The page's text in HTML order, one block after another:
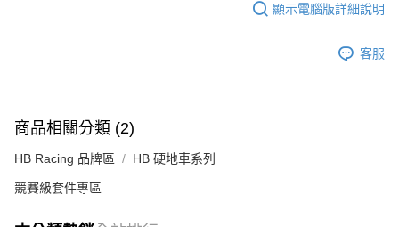
顯示電腦版詳細說明
客服
商品相關分類 (2)
HB Racing 品牌區 HB 硬地車系列
競賽級套件專區